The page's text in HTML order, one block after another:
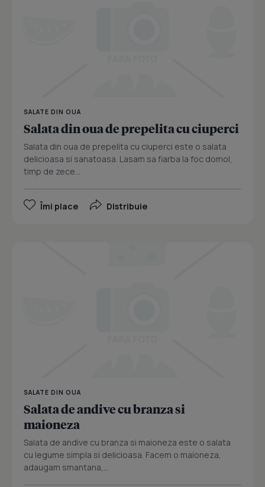
SALATE DIN OUA
Salata din oua de prepelita cu ciuperci
Salata din oua de prepelita cu ciuperci este o salata
delicioasa si sanatoasa. Lasam sa fiarba la foc domol,
timp de zece...
Îmi place Distribuie
SALATE DIN OUA
Salata de andive cu branza si
maioneza
Salata de andive cu branza si maioneza este o salata
cu legume simpla si delicioasa. Facem o maioneza,
adaugam smantana,...